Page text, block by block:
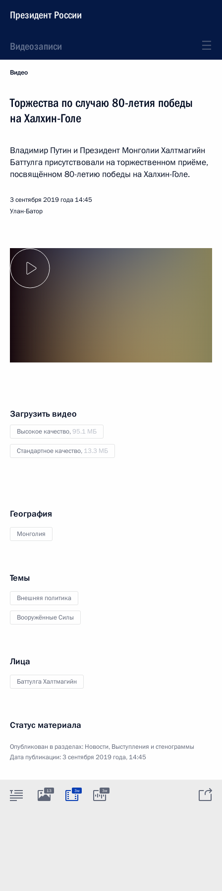
Президент России
Видеозаписи
Видео
Торжества по случаю 80-летия победы
на Халхин-Голе
Владимир Путин и Президент Монголии Халтмагийн
Баттулга присутствовали на торжественном приёме,
посвящённом 80-летию победы на Халхин-Голе.
3 сентября 2019 года 14:45
Улан-Батор
Загрузить видео
Высокое качество,95.1 МБ
Стандартное качество, 13.3 МБ
География
Монголия
Темы
Внешняя политика
Вооружённые Силы
Лица
Баттулга Халтмагийн
Статус материала
Опубликован в разделах: Новости, Выступления и стенограммы
Дата публикации:3 сентября 2019 года, 14:45
13 3м 3м